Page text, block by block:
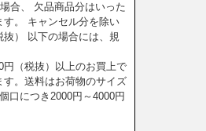
合、 欠品商品分はいった
す。 キャンセル分を除い
抜） 以下の場合には、規
円（税抜）以上のお買上で
す。送料はお荷物のサイズ
口につき2000円～4000円